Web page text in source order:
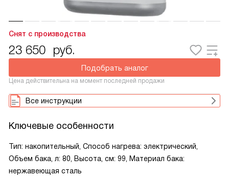
Снят с производства
23 650 руб.
Подобрать аналог
Цена действительна на момент последней продажи
Все инструкции
Ключевые особенности
Тип: накопительный, Способ нагрева: электрический,
Объем бака, л: 80, Высота, см: 99, Материал бака:
нержавеющая сталь